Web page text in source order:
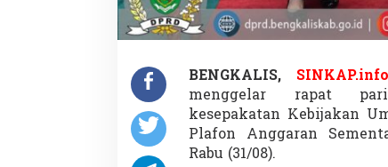
t
a
n
BENGKALIS, SINKAP.info
menggelar rapat
kesepakatan Kebijakan
Plafon Anggaran
Rabu (31/08).